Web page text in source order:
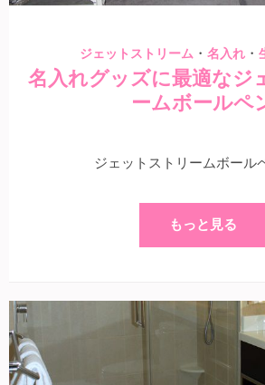
ジェットストリーム・ 名入れ・
名入れグッズに最適なジ
ームボールペ
ジェットストリームボール
もっと見る